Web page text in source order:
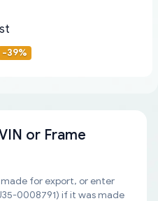
-39%
or Frame
made for export, or enter
0008791) if it was made